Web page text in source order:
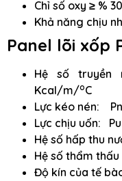
Chỉ số oxy ≥ % 30
Khả năng chịu
Panel lõi xốp
Hệ số truyền
Kcal/m/oC
Lực kéo nén:
Lực chịu uốn:
Hệ số hấp thu
Hệ số thẩm thấu
Độ kín của tế